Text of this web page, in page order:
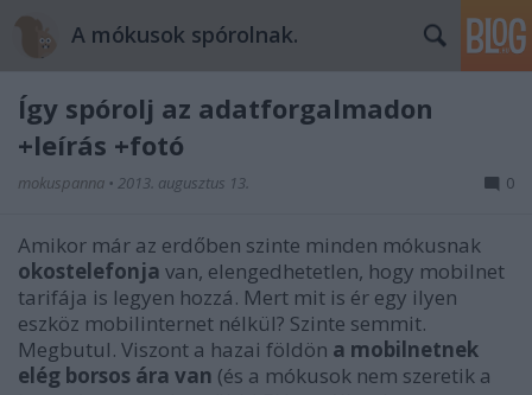
A mókusok spórolnak.
Így spórolj az adatforgalmadon
+leírás +fotó
mokuspanna • 2013. augusztus 13. 0
Amikor már az erdőben szinte minden mókusnak
okostelefonja van, elengedhetetlen, hogy mobilnet
tarifája is legyen hozzá. Mert mit is ér egy ilyen
eszköz mobilinternet nélkül? Szinte semmit.
Megbutul. Viszont a hazai földön a mobilnetnek
elég borsos ára van (és a mókusok nem szeretik a